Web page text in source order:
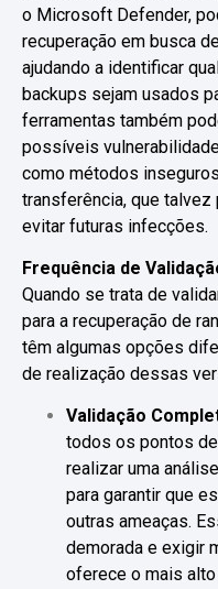
o Microsoft Defender,
recuperação em busca
ajudando a identificar
backups sejam usados
ferramentas também
possíveis
como métodos
transferência, que
evitar futuras infecções.
Frequência de
Quando se trata de
para a recuperação de
têm algumas opções
de realização dessas
Validação
todos os pontos
realizar uma
para garantir que
outras ameaças.
demorada e exigir
oferece o mais